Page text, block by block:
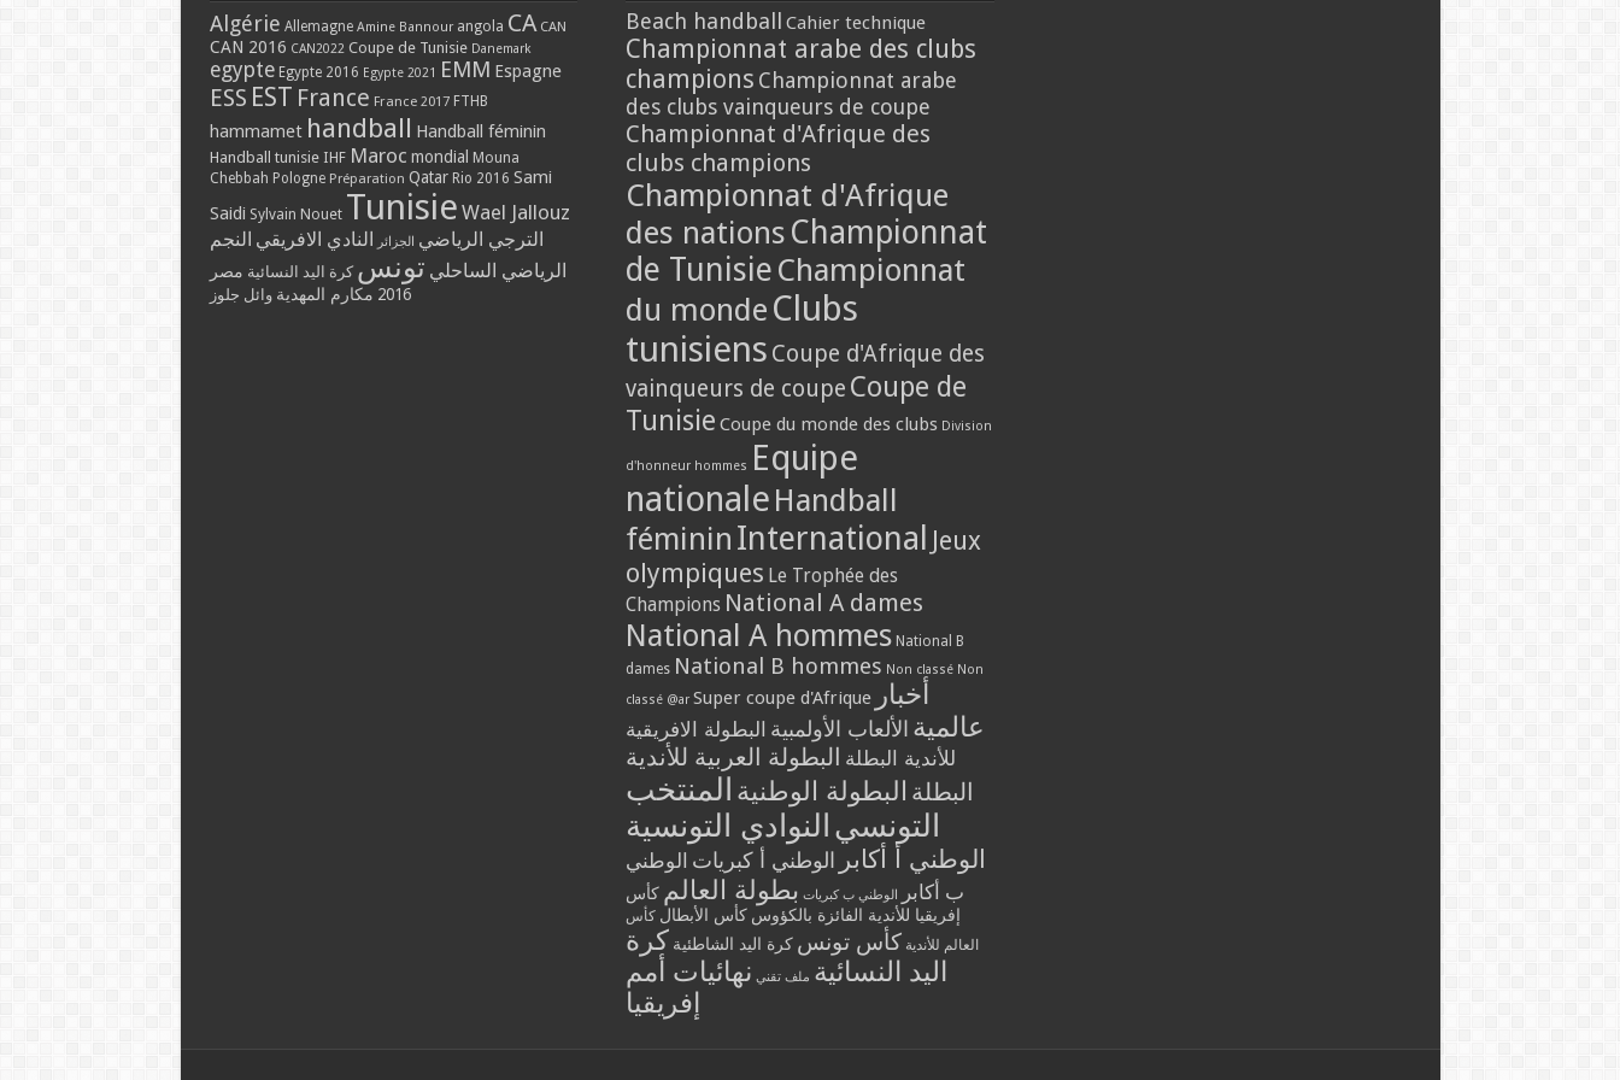
Algérie Allemagne Amine Bannour angola CA CAN
CAN 2016 CAN2022 Coupe de Tunisie Danemark
egypte Egypte 2016 Egypte 2021 EMM Espagne
ESS EST France France 2017 FTHB
hammamet handball Handball féminin
Handball tunisie IHF Maroc mondial Mouna
Chebbah Pologne Préparation Qatar Rio 2016 Sami
Saidi Sylvain Nouet Tunisie Wael Jallouz
الترجي الرياضي الجزائر النادي الافريقي النجم
الرياضي الساحلي تونس كرة اليد النسائية مصر
2016 مكارم المهدية وائل جلوز
Beach handball Cahier technique
Championnat arabe des clubs
champions Championnat arabe
des clubs vainqueurs de coupe
Championnat d'Afrique des
clubs champions
Championnat d'Afrique
des nations Championnat
de Tunisie Championnat
du monde Clubs
tunisiens Coupe d'Afrique des
vainqueurs de coupe Coupe de
Tunisie Coupe du monde des clubs Division
d'honneur hommes Equipe
nationale Handball
féminin International Jeux
olympiques Le Trophée des
Champions National A dames
National A hommes National B
dames National B hommes Non classé Non
classé @ar Super coupe d'Afrique أخبار
عالمية الألعاب الأولمبية البطولة الافريقية
للأندية البطلة البطولة العربية للأندية
البطلة البطولة الوطنية المنتخب
التونسي النوادي التونسية
الوطني أ أكابر الوطني أ كبريات الوطني
ب أكابر
الوطني ب كبريات بطولة العالم كأس
إفريقيا للأندية الفائزة بالكؤوس كأس الأبطال كأس
العالم للأندية كأس تونس كرة اليد الشاطئية كرة
اليد النسائية ملف تقني نهائيات أمم
إفريقيا